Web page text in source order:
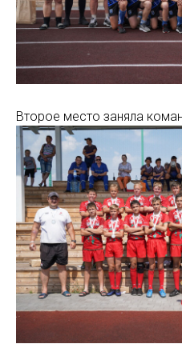
Второе место заняла